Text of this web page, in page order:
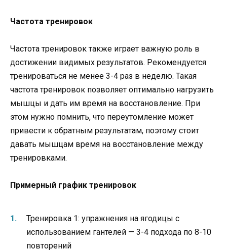
Частота тренировок
Частота тренировок также играет важную роль в
достижении видимых результатов. Рекомендуется
тренироваться не менее 3-4 раз в неделю. Такая
частота тренировок позволяет оптимально нагрузить
мышцы и дать им время на восстановление. При
этом нужно помнить, что переутомление может
привести к обратным результатам, поэтому стоит
давать мышцам время на восстановление между
тренировками.
Примерный график тренировок
Тренировка 1: упражнения на ягодицы с
использованием гантелей — 3-4 подхода по 8-10
повторений